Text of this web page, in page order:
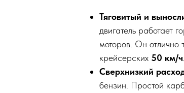
Тяговитый и
двигатель работает
моторов. Он отлично
крейсерских 50 км/ч.
Сверхнизкий
бензин. Простой